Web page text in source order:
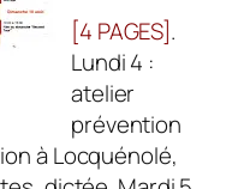
[4 PAGES].
Lundi 4 :
atelier
prévention
à Locquénolé,